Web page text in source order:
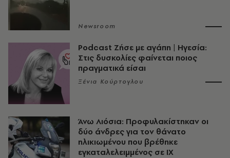
Newsroom
Podcast Ζήσε με αγάπη | Ηγεσία:
Στις δυσκολίες φαίνεται ποιος
πραγματικά είσαι
Ξένια Κούρτογλου
Άνω Λιόσια: Προφυλακίστηκαν οι
δύο άνδρες για τον θάνατο
ηλικιωμένου που βρέθηκε
εγκαταλελειμμένος σε ΙΧ